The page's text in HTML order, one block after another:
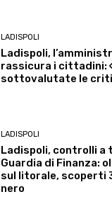
LADISPOLI
Ladispoli,
rassicura i cittadini:
sottovalutate le
LADISPOLI
Ladispoli, controlli a
Guardia di Finanza:
sul litorale, scoperti
nero